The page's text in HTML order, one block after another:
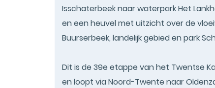
Isschaterbeek naar waterpark Het
en een heuvel met uitzicht over de
Buurserbeek, landelijk gebied en park
Dit is de 39e etappe van het Twentse
en loopt via Noord-Twente naar